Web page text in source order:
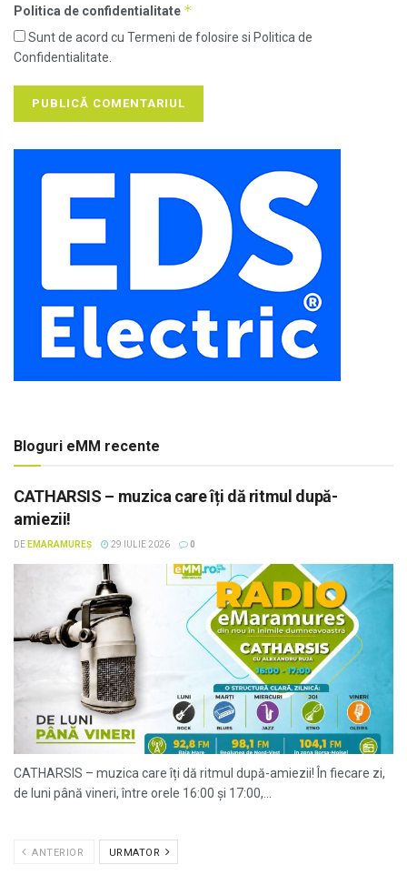
Politica de confidentialitate *
Sunt de acord cu Termeni de folosire si Politica de
Confidentialitate.
Bloguri eMM recente
CATHARSIS – muzica care îți dă ritmul după-
amiezii!
DE EMARAMUREȘ 29 IULIE 2026 0
CATHARSIS – muzica care îți dă ritmul după-amiezii! În fiecare zi,
de luni până vineri, între orele 16:00 și 17:00,...
ANTERIOR URMATOR